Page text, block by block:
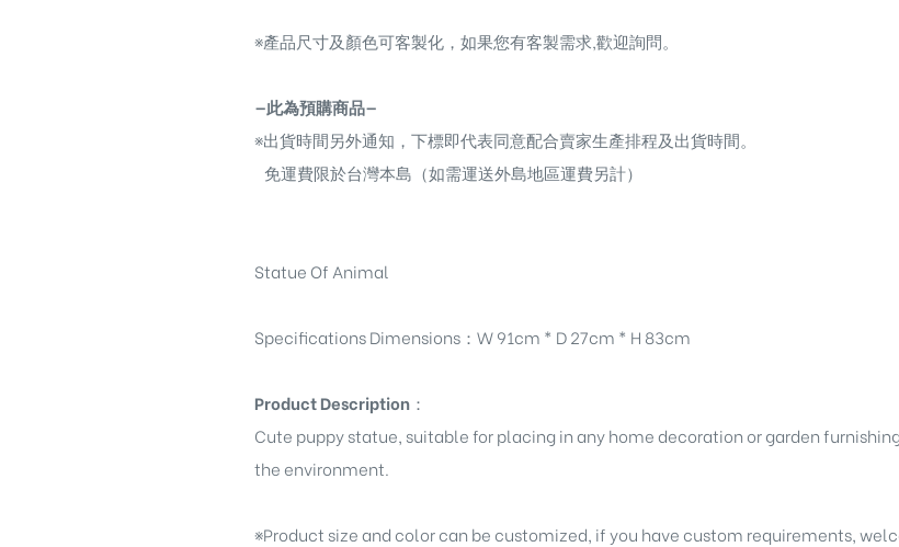
※產品尺寸及顏色可客製化，如果您有客製需求,歡迎詢問。
—此為預購商品—
※出貨時間另外通知，下標即代表同意配合賣家生產排程及出貨時間。
免運費限於台灣本島（如需運送外島地區運費另計）
Statue Of Animal
Specifications Dimensions ： W 91cm * D 27cm * H 83cm
Product Description ：
Cute puppy statue, suitable for placing in any home decoration or garden
the environment.
※Product size and color can be customized, if you have custom requirements,